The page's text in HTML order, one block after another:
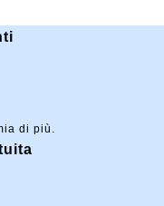
di più.